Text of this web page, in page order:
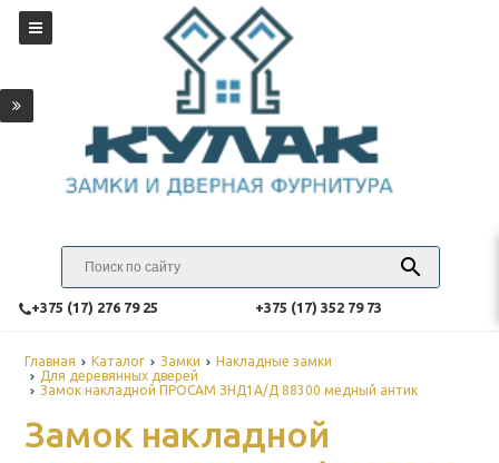
‎+375 (17) 276 79 25 ‎+375 (17) 352 79 73
Главная Каталог Замки
Накладные замки
Для деревянных дверей
Замок накладной ПРОСАМ ЗНД1А/Д 88300 медный антик
Замок накладной